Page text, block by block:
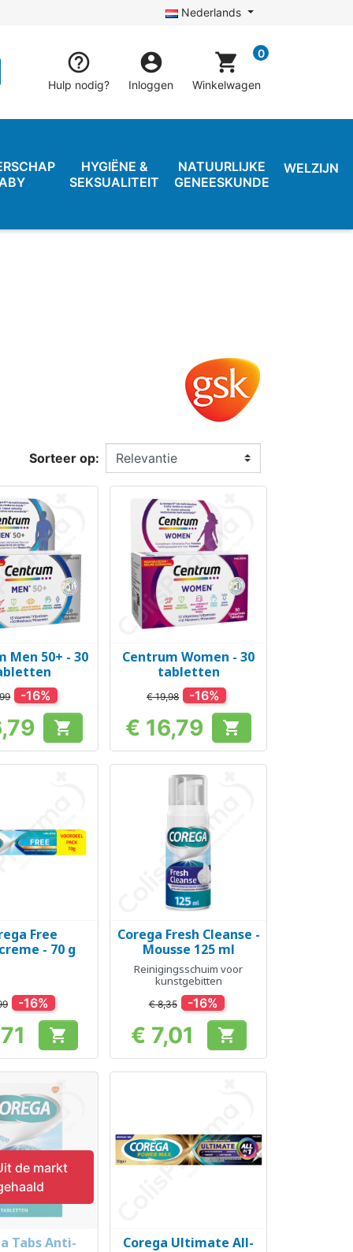
Nederlands

Hulp nodig?

Inloggen
shopping_cart 0
Winkelwagen
HYGIËNE &
SEKSUALITEIT
NATUURLIJKE
GENEESKUNDE
WELZIJN
Sorteer op:
bekijken
Men 50+ - 30
-16%
Prijs 
Snel bekijken
Centrum Women - 30
tabletten
€ 19,98 -16%
Prijs
€ 16,79 
bekijken
Free
- 70 g
-16%
Prijs 
Snel bekijken
Corega Fresh Cleanse -
Mousse 125 ml
Reinigingsschuim voor
kunstgebitten
€ 8,35 -16%
Prijs
€ 7,01 
de markt
bekijken
Tabs Anti-
Snel bekijken
Corega Ultimate All-